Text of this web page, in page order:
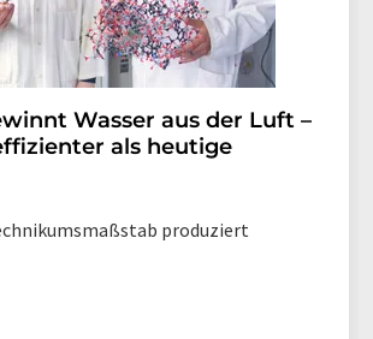
Wasser aus der Luft –
als heutige
produziert